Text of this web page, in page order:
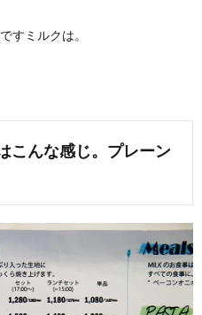
すミルクは。
こんな感じ。プレーン